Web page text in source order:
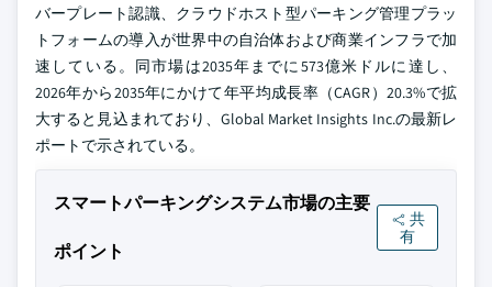
バープレート認識、クラウドホスト型パーキング管理プラッ
トフォームの導入が世界中の自治体および商業インフラで加
速している。同市場は2035年までに573億米ドルに達し、
2026年から2035年にかけて年平均成長率（CAGR）20.3%で拡
大すると見込まれており、Global Market Insights Inc.の最新レ
ポートで示されている。
スマートパーキングシステム市場の主要
ポイント
共
有